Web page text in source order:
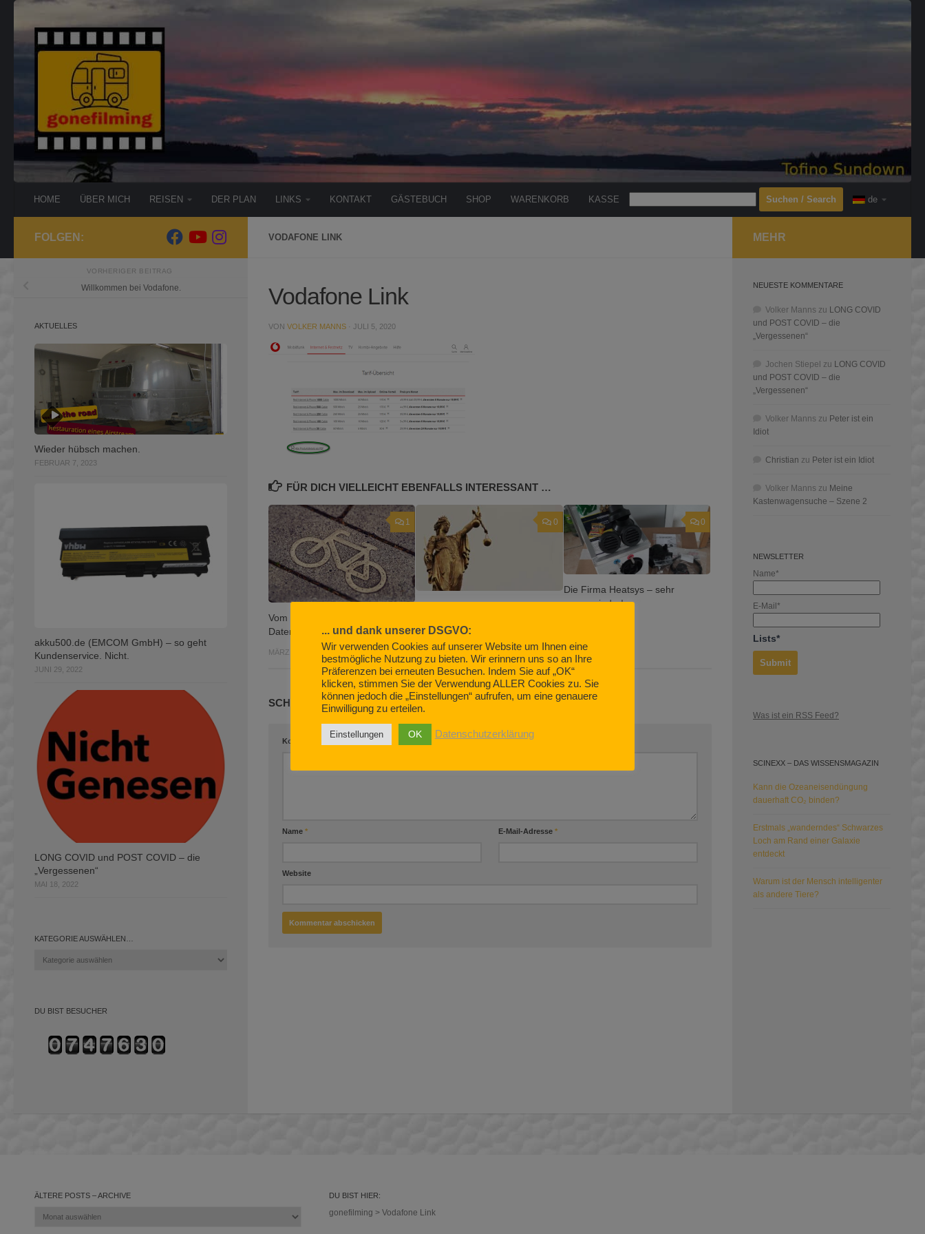
HOME ÜBER MICH REISEN DER PLAN LINKS KONTAKT GÄSTEBUCH SHOP WARENKORB KASSE
Search
de
VODAFONE LINK
Vodafone Link
VON VOLKER MANNS · JULI 5, 2020
FÜR DICH VIELLEICHT EBENFALLS INTERESSANT …
1
Vom Fahrradfahren auf der
Datenautobahn
MÄRZ 6, 2019
0 0
Die Firma Heatsys – sehr
gerne wieder!
SCHREIBE EINEN KOMMENTAR
Kommentar
Name * E-Mail-Adresse*
Website
FOLGEN:
VORHERIGER BEITRAG
Willkommen bei Vodafone.
AKTUELLES
Wieder hübsch machen.
FEBRUAR 7, 2023
akku500.de (EMCOM GmbH) – so geht
Kundenservice. Nicht.
JUNI 29, 2022
LONG COVID und POST COVID – die
„Vergessenen“
MAI 18, 2022
KATEGORIE AUSWÄHLEN…
Kategorie
DU BIST BESUCHER
MEHR
NEUESTE KOMMENTARE
Volker Manns zu LONG COVID
und POST COVID – die
„Vergessenen“
Jochen Stiepel zu LONG COVID
und POST COVID – die
„Vergessenen“
Volker Manns zu Peter ist ein
Idiot
Christian zu Peter ist ein Idiot
Volker Manns zu Meine
Kastenwagensuche – Szene 2
NEWSLETTER
Name*
E-Mail*
Lists*
Was ist ein RSS Feed?
SCINEXX – DAS WISSENSMAGAZIN
Kann die Ozeaneisendüngung
dauerhaft CO₂ binden?
Erstmals „wanderndes“ Schwarzes
Loch am Rand einer Galaxie
entdeckt
Warum ist der Mensch intelligenter
als andere Tiere?
ÄLTERE POSTS – ARCHIVE
Ältere
DU BIST HIER:
gonefilming > Vodafone Link
... und dank unserer DSGVO:
Wir verwenden Cookies auf unserer Website um Ihnen eine
bestmögliche Nutzung zu bieten. Wir erinnern uns so an Ihre
Präferenzen bei erneuten Besuchen. Indem Sie auf „OK“
klicken, stimmen Sie der Verwendung ALLER Cookies zu. Sie
können jedoch die „Einstellungen“ aufrufen, um eine genauere
Einwilligung zu erteilen.
Einstellungen OK Datenschutzerklärung